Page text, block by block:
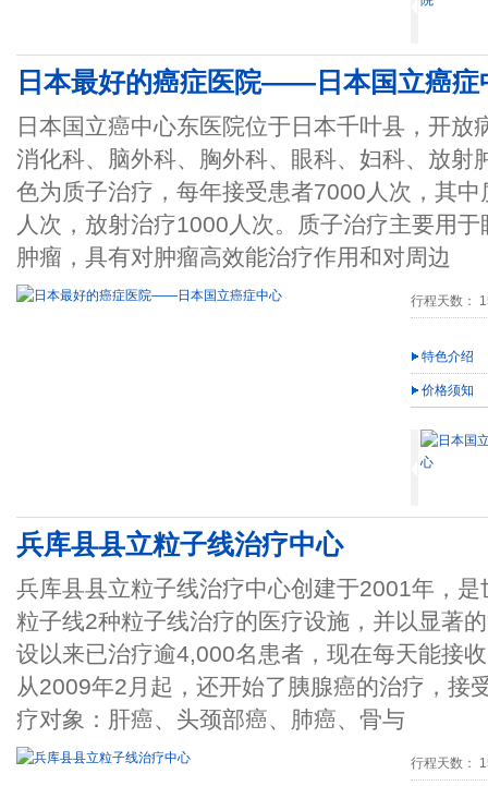
日本最好的癌症医院——日本国立癌症
日本国立癌中心东医院位于日本千叶县，开
消化科、脑外科、胸外科、眼科、妇科、放射
色为质子治疗，每年接受患者7000人次，其
人次，放射治疗1000人次。质子治疗主要用
肿瘤，具有对肿瘤高效能治疗作用和对周边
行程天数：
特色介绍
价格须知
兵库县县立粒子线治疗中心
兵库县县立粒子线治疗中心创建于2001年，
粒子线2种粒子线治疗的医疗设施，并以显著
设以来已治疗逾4,000名患者，现在每天能接
从2009年2月起，还开始了胰腺癌的治疗，接
疗对象：肝癌、头颈部癌、肺癌、骨与
行程天数：